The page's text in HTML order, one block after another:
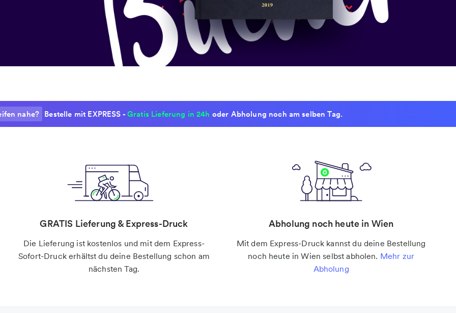
nahe? Bestelle mit EXPRESS -Gratis Lieferung in 24h oder Abholung noch am selben Tag.
GRATIS Lieferung & Express-Druck
Die Lieferung ist kostenlos und mit dem Express-
Sofort-Druck erhältst du deine Bestellung schon am
nächsten Tag.
Abholung noch heute in Wien
Mit dem Express-Druck kannst du deine Bestellung
noch heute in Wien selbst abholen. Mehr zur
Abholung